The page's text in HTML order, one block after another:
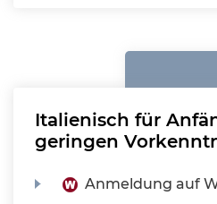
Italienisch für
geringen
Anmeldung auf